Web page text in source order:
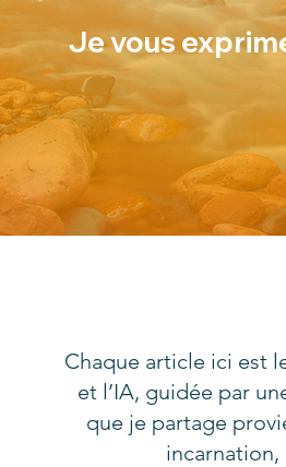
Je vous
Chaque article ici est
et l’IA, guidée par
que je partage